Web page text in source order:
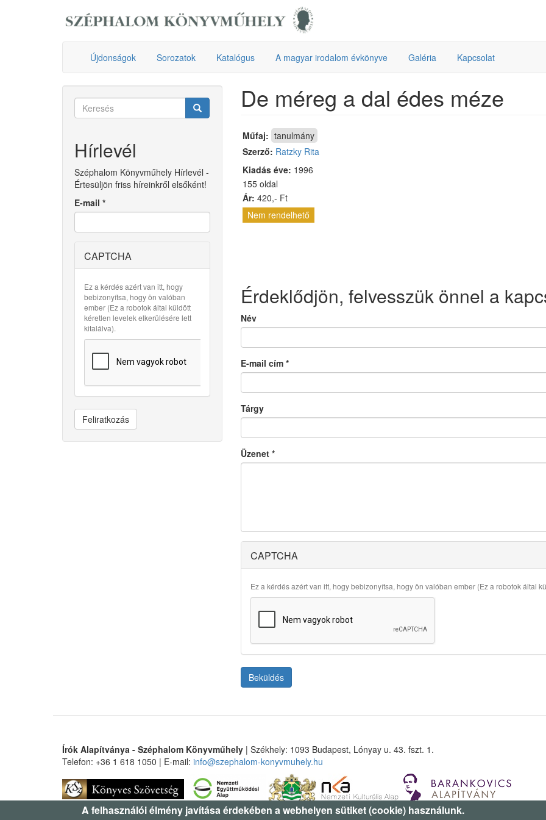
Újdonságok Sorozatok Katalógus A magyar irodalom évkönyve Galéria Kapcsolat
Keresés
Hírlevél
Széphalom Könyvműhely Hírlevél -
Értesüljön friss híreinkről elsőként!
E-mail *
CAPTCHA
Ez a kérdés azért van itt, hogy
bebizonyítsa, hogy ön valóban
ember (Ez a robotok által küldött
kéretlen levelek elkerülésére lett
kitalálva).
Feliratkozás
De méreg a dal édes méze
Műfaj: tanulmány
Szerző: Ratzky Rita
Kiadás éve: 1996
155 oldal
Ár: 420,- Ft
Nem rendelhető
Érdeklődjön, felvesszük önnel a
Név
E-mail cím *
Tárgy
Üzenet *
CAPTCHA
Ez a kérdés azért van itt, hogy bebizonyítsa, hogy ön valóban ember (Ez a robotok által
Beküldés
Írók Alapítványa - Széphalom Könyvműhely | Székhely: 1093 Budapest, Lónyay u. 43. fszt. 1.
Telefon: +36 1 618 1050 | E-mail: info@szephalom-konyvmuhely.hu
A felhasználói élmény javítása érdekében a webhelyen sütiket (cookie) használunk.